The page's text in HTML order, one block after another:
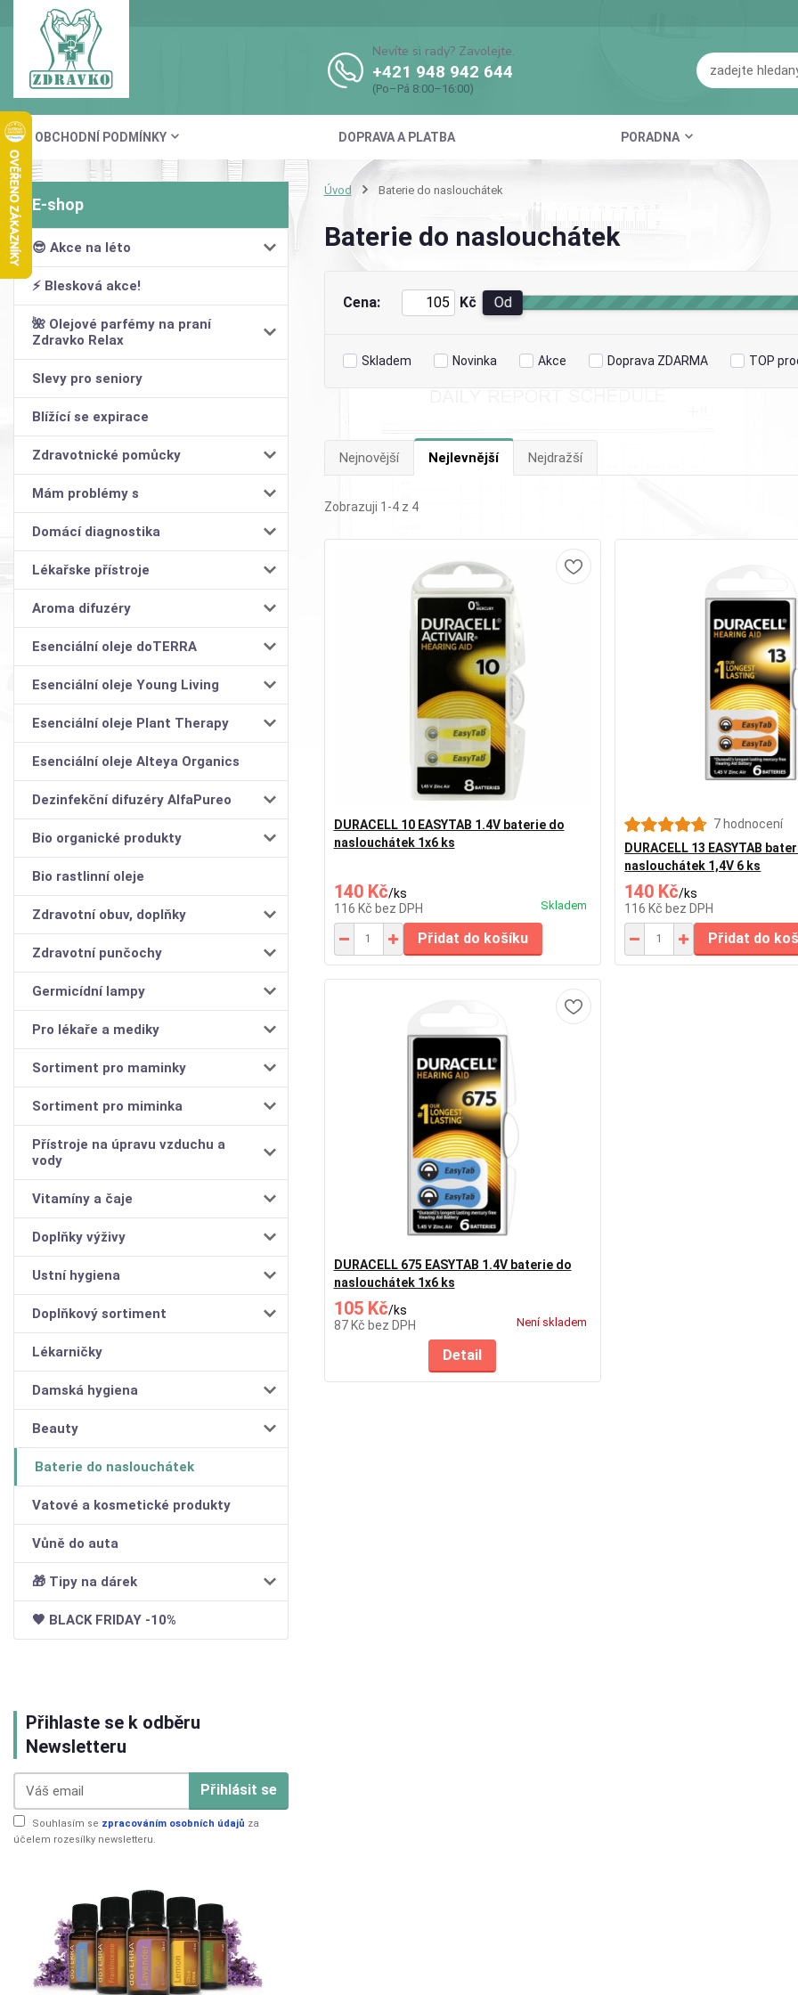
OBCHODNÍ PODMÍNKY DOPRAVA A PLATBA PORADNA
Nevíte si rady? Zavolejte.
+421 948 942 644
(Po–Pá 8:00–16:00)
😎 Akce na léto
⚡ Blesková akce!
🌺 Olejové parfémy na praní
Zdravko Relax
Slevy pro seniory
Blížící se expirace
Zdravotnické pomůcky
Mám problémy s
Domácí diagnostika
Lékařske přístroje
Aroma difuzéry
Esenciální oleje doTERRA
Esenciální oleje Young Living
Esenciální oleje Plant Therapy
Esenciální oleje Alteya Organics
Dezinfekční difuzéry AlfaPureo
Bio organické produkty
Bio rastlinní oleje
Zdravotní obuv, doplňky
Zdravotní punčochy
Germicídní lampy
Pro lékaře a mediky
Sortiment pro maminky
Sortiment pro miminka
Přístroje na úpravu vzduchu a
vody
Vitamíny a čaje
Doplňky výživy
Ustní hygiena
Doplňkový sortiment
Lékarničky
Damská hygiena
Beauty
Baterie do naslouchátek
Vatové a kosmetické produkty
Vůně do auta
🎁 Tipy na dárek
🖤 BLACK FRIDAY -10%
Přihlaste se k odběru
Newsletteru
Přihlásit se
Souhlasím se zpracováním osobních údajů za
účelem rozesílky newsletteru.
Úvod Baterie do naslouchátek
Baterie do naslouchátek
Cena: Kč Od
Skladem Novinka Akce Doprava ZDARMA TOP
Nejnovější Nejlevnější Nejdražší
Zobrazuji 1-4 z 4
DURACELL 10 EASYTAB 1.4V baterie do
naslouchátek 1x6 ks
140 Kč/ks
116 Kč bez DPH Skladem
Přidat do košíku
7 hodnocení
DURACELL 13 EASYTAB
naslouchátek 1,4V 6 ks
140 Kč/ks
116 Kčbez DPH
Přidat do
DURACELL 675 EASYTAB 1.4V baterie do
naslouchátek 1x6 ks
105 Kč/ks
87 Kč bez DPH Není skladem
Detail